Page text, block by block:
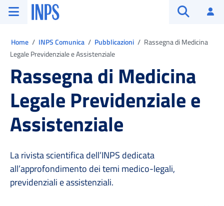
Vai al menu principale
Vai al contenuto principale
Vai al pie' di pagina
INPS ()
Home INPS Comunica Pubblicazioni
Rassegna di Medicina
Legale Previdenziale e Assistenziale
Rassegna di Medicina
Legale Previdenziale e
Assistenziale
La rivista scientifica dell’INPS dedicata
all’approfondimento dei temi medico-legali,
previdenziali e assistenziali.